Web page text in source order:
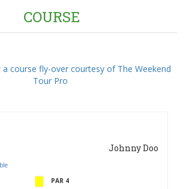
COURSE
a course fly-over courtesy of The Weekend
Tour Pro
Johnny Doo
PAR 4